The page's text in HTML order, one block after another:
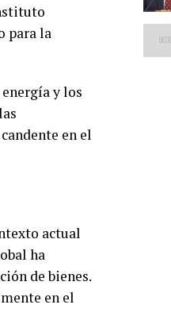
para la
y los
en el
actual
ha
de bienes.
en el